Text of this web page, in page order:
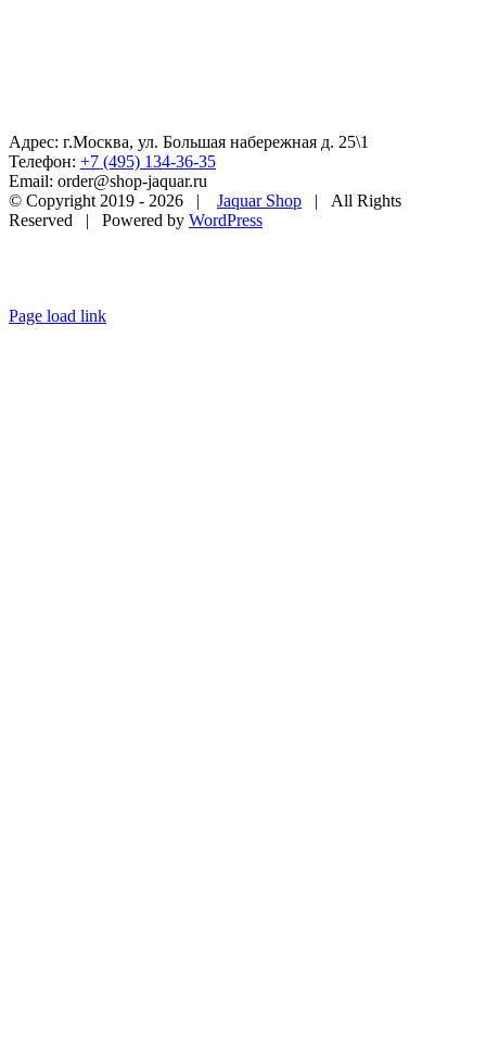
Адрес: г.Москва, ул. Большая набережная д. 25\1
Телефон: +7 (495) 134-36-35
Email: order@shop-jaquar.ru
© Copyright 2019 - 2026 | Jaquar Shop | All Rights
Reserved | Powered by WordPress
Page load link